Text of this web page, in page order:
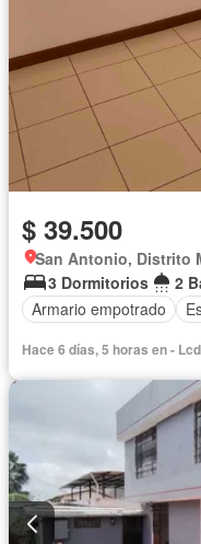
$ 39.500
San Antonio, Distrito
3 Dormitorios
2
Armario empotrado
Hace 6 días, 5 horas en -